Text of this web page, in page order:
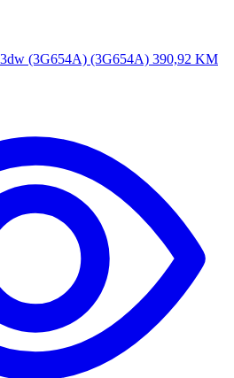
(3G654A) (3G654A) 390,92 KM